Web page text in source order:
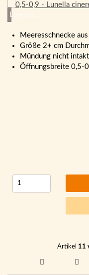
Loading...
Meeresschnecke
Größe 2+ cm
Mündung nicht intakt
Öffnungsbreite 0,5-
Artikel 11